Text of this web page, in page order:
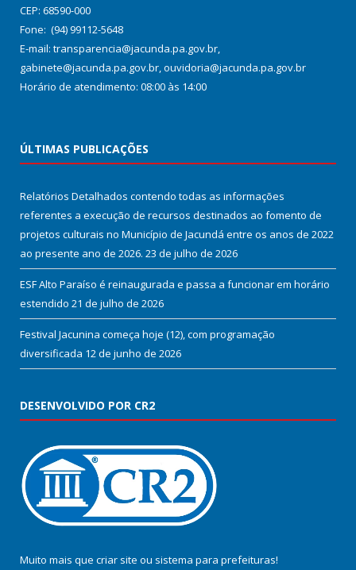
CEP: 68590-000
Fone: (94) 99112-5648
E-mail: transparencia@jacunda.pa.gov.br,
gabinete@jacunda.pa.gov.br, ouvidoria@jacunda.pa.gov.br
Horário de atendimento: 08:00 às 14:00
ÚLTIMAS PUBLICAÇÕES
Relatórios Detalhados contendo todas as informações
referentes a execução de recursos destinados ao fomento de
projetos culturais no Município de Jacundá entre os anos de 2022
ao presente ano de 2026. 23 de julho de 2026
ESF Alto Paraíso é reinaugurada e passa a funcionar em horário
estendido 21 de julho de 2026
Festival Jacunina começa hoje (12), com programação
diversificada 12 de junho de 2026
DESENVOLVIDO POR CR2
Muito mais que criar site ou sistema para prefeituras!